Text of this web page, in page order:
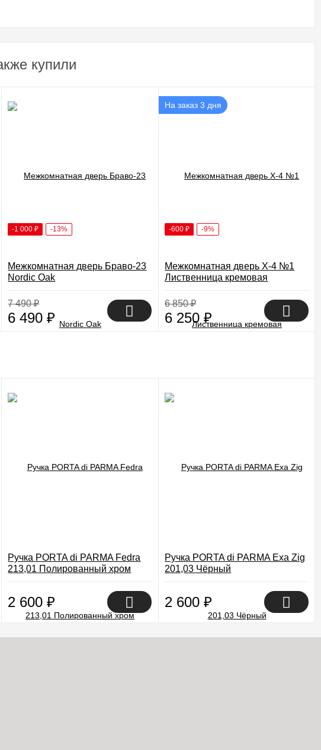
купили
-1 000₽ -13%
Межкомнатная дверь Браво-23
Nordic Oak
7 490₽
6 490₽
На заказ 3 дня
-600₽ -9%
Межкомнатная дверь X-4 №1
Лиственница кремовая
6 850₽
6 250₽
Ручка PORTA di PARMA Fedra
213,01 Полированный хром
2 600₽
Ручка PORTA di PARMA Exa Zig
201,03 Чёрный
2 600₽